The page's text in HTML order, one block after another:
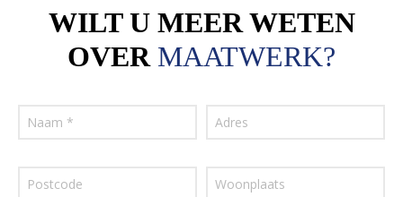
WILT U MEER WETEN
OVER MAATWERK?